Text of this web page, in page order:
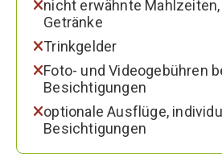
nicht erwähnte
Getränke
Trinkgelder
Foto- und Videogebühren
Besichtigungen
optionale Ausflüge,
Besichtigungen